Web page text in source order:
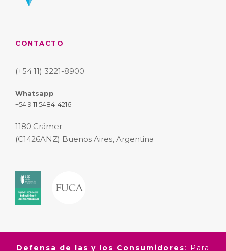
CONTACTO
(+54 11) 3221-8900
Whatsapp
+54 9 11 5484-4216
1180 Crámer
(C1426ANZ) Buenos Aires, Argentina
Defensa de las y los Consumidores: Para